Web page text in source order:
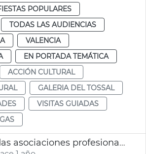
POPULARES
TODAS LAS AUDIENCIAS
VALENCIA
EN PORTADA TEMÁTICA
ACCIÓN CULTURAL
GALERIA DEL TOSSAL
VISITAS GUIADAS
Convo Ayudas asociaciones profesionales Artes Escénicas 2025